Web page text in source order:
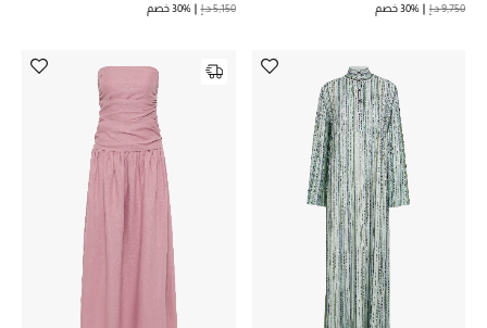
ما وصلنا حديثاً
الموسم الجديد
ركن أناقة المنتجعات
حصريًا عبر الإنترنت
9,750 د.إ 30% خصم 5,150 د.إ 30% خصم